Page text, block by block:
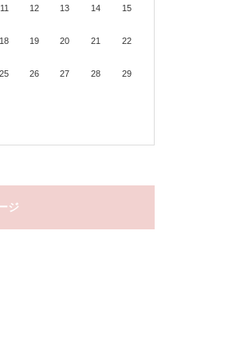
11 12 13 14 15
18 19 20 21 22
25 26 27 28 29
ジ